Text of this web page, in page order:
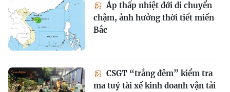
Áp thấp nhiệt đới di chuyển
chậm, ảnh hưởng thời tiết miền
Bắc
CSGT “trắng đêm” kiểm tra
ma tuý tài xế kinh doanh vận tải